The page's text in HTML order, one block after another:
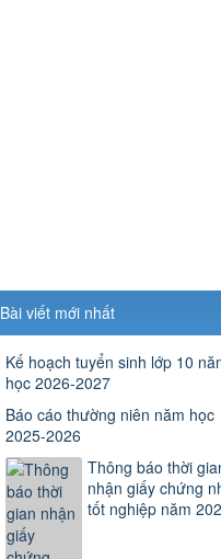
Bài viết mới nhất
Kế hoạch tuyển sinh lớp 10
học 2026-2027
Báo cáo thường niên năm học
2025-2026
Thông báo thời
nhận giấy chứng
tốt nghiệp năm